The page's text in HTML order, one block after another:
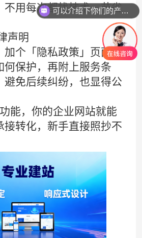
不用每次都找技术，节省
声明
加个「隐私政策」页面，
何保护，再附上服务条
避免后续纠纷，也显得公
能，你的企业网站就能
接转化，新手直接照抄不